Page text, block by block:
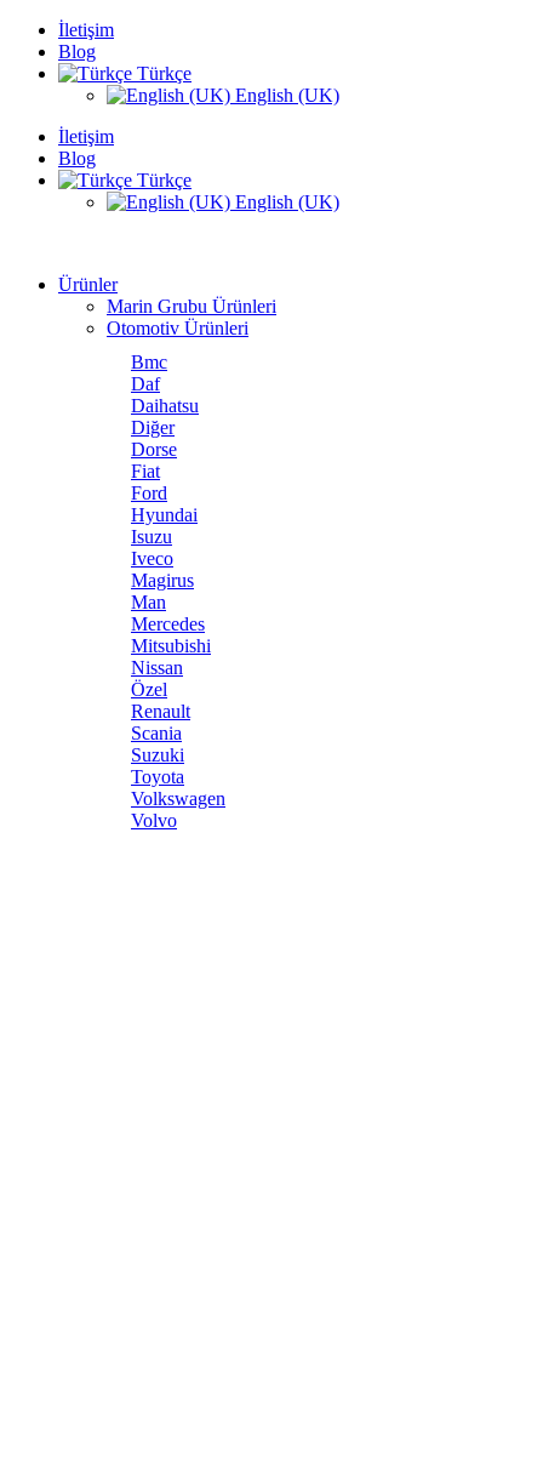
İletişim
Blog
Türkçe
English (UK)
İletişim
Blog
Türkçe
English (UK)
Ürünler
Marin Grubu Ürünleri
Otomotiv Ürünleri
Bmc
Daf
Daihatsu
Diğer
Dorse
Fiat
Ford
Hyundai
Isuzu
Iveco
Magirus
Man
Mercedes
Mitsubishi
Nissan
Özel
Renault
Scania
Suzuki
Toyota
Volkswagen
Volvo